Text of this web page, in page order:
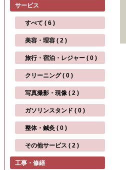
サービス
すべて ( 6 )
美容・理容 ( 2 )
旅行・宿泊・レジャー ( 0 )
クリーニング ( 0 )
写真撮影・現像 ( 2 )
ガソリンスタンド ( 0 )
整体・鍼灸 ( 0 )
その他サービス ( 2 )
工事・修繕